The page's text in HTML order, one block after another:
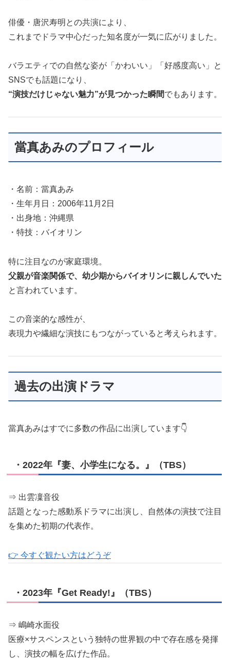
俳優・唐沢寿明との共演により、
これまでドラマ中心だった知名度が一気に広がりました。
バラエティでの自然な姿が「かわいい」「好感度高い」と
SNSでも話題になり、
“演技だけじゃない魅力”が見つかった瞬間でもあります。
當真あみのプロフィール
・名前：當真あみ
・生年月日：2006年11月2日
・出身地：沖縄県
・特技：バイオリン
特に注目なのが家庭環境。
父親が音楽関係で、幼少期からバイオリンに親しんでいた
と言われています。
この音楽的な感性が、
表現力や繊細な演技にもつながっていると考えられます。
過去の出演ドラマ
當真あみはすでに多数の作品に出演しています👇
・2022年『妻、小学生になる。』（TBS）
⇒ 出雲凜音役
話題となった感動系ドラマに出演し、自然体の演技で注目
を集めた初期の代表作。
👉 今すぐ観たい方はどうぞ
・2023年『Get Ready!』（TBS）
⇒ 嶋崎水面役
医療×サスペンスという独特の世界観の中で存在感を発揮
し、演技の幅を広げた作品。